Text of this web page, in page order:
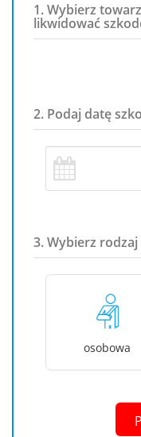
1. Wybierz
likwidować
2. Podaj datę
3. Wybierz
osobowa